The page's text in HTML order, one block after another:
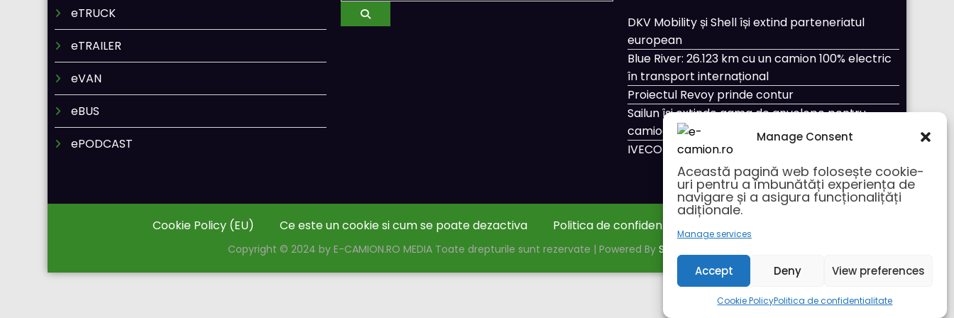
Manage Consent
Această pagină web folosește cookie-
uri pentru a îmbunătăți experiența de
navigare și a asigura funcționalițăți
adiționale.
Manage services
Accept Deny View preferences
Cookie PolicyPolitica de confidentialitate
eTRUCK
eTRAILER
eVAN
eBUS
ePODCAST
DKV Mobility și Shell își extind parteneriatul
european
Blue River: 26.123 km cu un camion 100% electric
în transport internațional
Proiectul Revoy prinde contur
Sailun își extinde gama de anvelope pentru
camioane
IVECO Strator se întoarce
Cookie Policy (EU) Ce este un cookie si cum se poate dezactiva Politica de confidentialitate
Copyright © 2024 by E-CAMION.RO MEDIA Toate drepturile sunt rezervate | Powered By SpiceThemes